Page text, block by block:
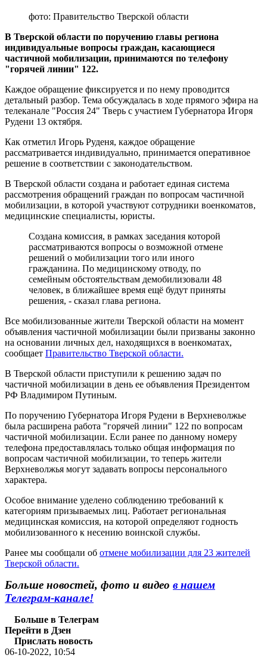
фото: Правительство Тверской области
В Тверской области по поручению главы региона
индивидуальные вопросы граждан, касающиеся
частичной мобилизации, принимаются по телефону
"горячей линии" 122.
Каждое обращение фиксируется и по нему проводится
детальный разбор. Тема обсуждалась в ходе прямого эфира на
телеканале "Россия 24" Тверь с участием Губернатора Игоря
Рудени 13 октября.
Как отметил Игорь Руденя, каждое обращение
рассматривается индивидуально, принимается оперативное
решение в соответствии с законодательством.
В Тверской области создана и работает единая система
рассмотрения обращений граждан по вопросам частичной
мобилизации, в которой участвуют сотрудники военкоматов,
медицинские специалисты, юристы.
Создана комиссия, в рамках заседания которой
рассматриваются вопросы о возможной отмене
решений о мобилизации того или иного
гражданина. По медицинскому отводу, по
семейным обстоятельствам демобилизовали 48
человек, в ближайшее время ещё будут приняты
решения, - сказал глава региона.
Все мобилизованные жители Тверской области на момент
объявления частичной мобилизации были призваны законно
на основании личных дел, находящихся в военкоматах,
сообщает Правительство Тверской области.
В Тверской области приступили к решению задач по
частичной мобилизации в день ее объявления Президентом
РФ Владимиром Путиным.
По поручению Губернатора Игоря Рудени в Верхневолжье
была расширена работа "горячей линии" 122 по вопросам
частичной мобилизации. Если ранее по данному номеру
телефона предоставлялась только общая информация по
вопросам частичной мобилизации, то теперь жители
Верхневолжья могут задавать вопросы персонального
характера.
Особое внимание уделено соблюдению требований к
категориям призываемых лиц. Работает региональная
медицинская комиссия, на которой определяют годность
мобилизованного к несению воинской службы.
Ранее мы сообщали об отмене мобилизации для 23 жителей
Тверской области.
Больше новостей, фото и видео в нашем
Телеграм-канале!
Больше в Телеграм
Перейти в Дзен
Прислать новость
06-10-2022, 10:54